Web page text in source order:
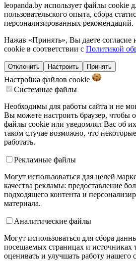
leopanda.by использует файлы cookie
пользовательского опыта, сбора
персонализированных рекомендаций.
Нажав «Принять», Вы даете согласие
cookie в соответствии с Политикой
Отклонить Настроить Принять
Настройка файлов cookie
Системные файлы
Необходимы для работы сайта и не
Вы можете настроить браузер, чтобы
файлы cookie или уведомлял Вас об
таком случае возможно, что
работать.
Рекламные файлы
Могут использоваться для целей
качества рекламы: предоставление
подходящего контента и
материала.
Аналитические файлы
Могут использоваться для сбора
посещаемых страницах и источниках
оценивать и улучшать работу нашего